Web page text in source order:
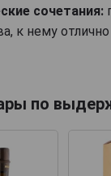
сочетания:
к нему
по